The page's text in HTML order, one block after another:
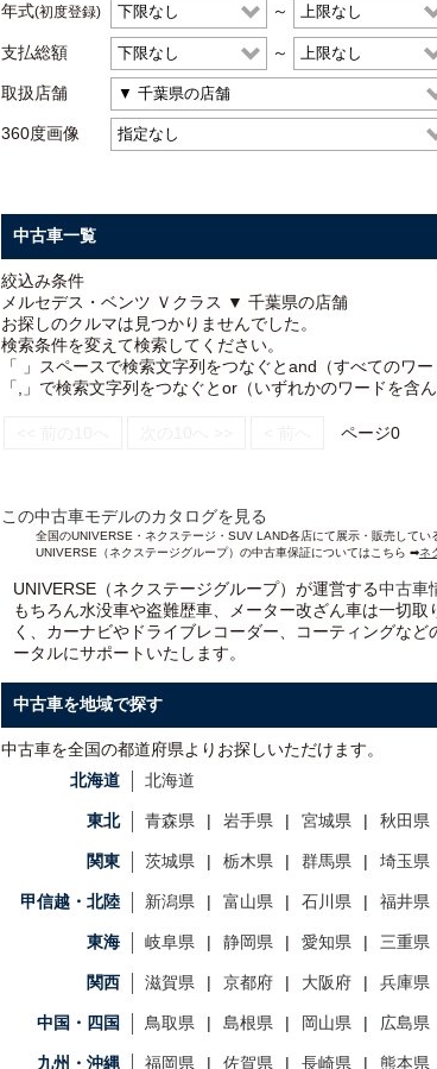
年式(初度登録) ～
支払総額 ～
取扱店舗
360度画像
中古車一覧
絞込み条件
メルセデス・ベンツ Ｖクラス ▼ 千葉県の店舗
お探しのクルマは見つかりませんでした。
検索条件を変えて検索してください。
「 」スペースで検索文字列をつなぐとand（すべてのワ
「,」で検索文字列をつなぐとor（いずれかのワードを含
ページ0
この中古車モデルのカタログを見る
全国のUNIVERSE・ネクステージ・SUV LAND各店にて展示・販売して
UNIVERSE（ネクステージグループ）の中古車保証についてはこちら ➡ネ
UNIVERSE（ネクステージグループ）が運営する中古車
もちろん水没車や盗難歴車、メーター改ざん車は一切取
く、カーナビやドライブレコーダー、コーティングな
ータルにサポートいたします。
中古車を地域で探す
中古車を全国の都道府県よりお探しいただけます。
北海道
北海道
東北 青森県 岩手県 宮城県 秋田県
関東 茨城県 栃木県 群馬県 埼玉県
甲信越・北陸 新潟県 富山県 石川県 福井県
東海 岐阜県 静岡県 愛知県 三重県
関西 滋賀県 京都府 大阪府 兵庫県
中国・四国 鳥取県 島根県 岡山県 広島県
九州・沖縄 福岡県 佐賀県 長崎県 熊本県